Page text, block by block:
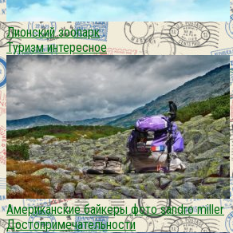
Лионский зоопарк
Туризм интересное
Американские байкеры фото sandro miller
Достопримечательности